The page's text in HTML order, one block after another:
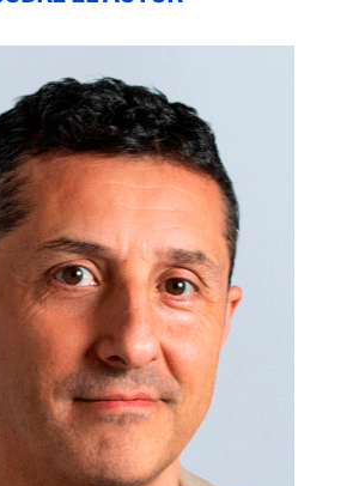
relevante, sostenible y centrada
competitivas difíciles de
invitación a transformar la forma en
y creas valor.
cambia la estrategia, cambia los
productos. Compran progreso.
a conseguirlo».
presidente de ESIC Medellín